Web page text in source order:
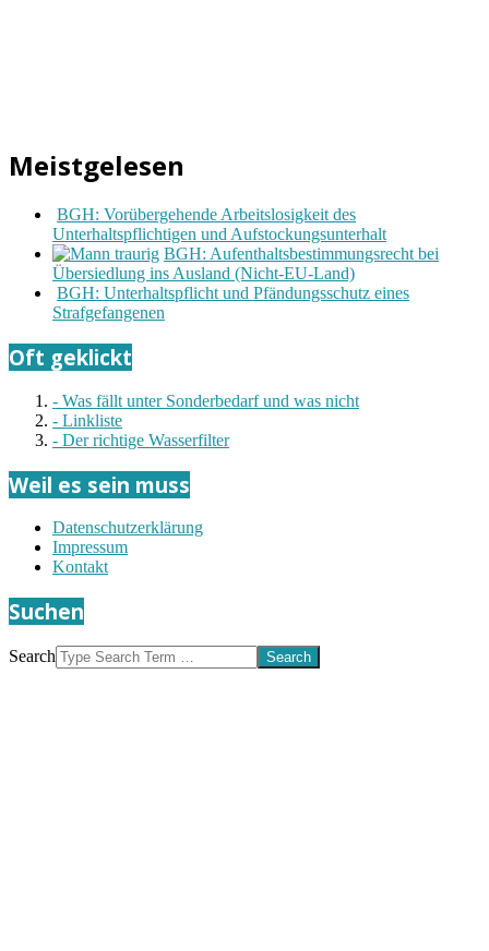
Meistgelesen
BGH: Vorübergehende Arbeitslosigkeit des
Unterhaltspflichtigen und Aufstockungsunterhalt
BGH: Aufenthaltsbestimmungsrecht bei
Übersiedlung ins Ausland (Nicht-EU-Land)
BGH: Unterhaltspflicht und Pfändungsschutz eines
Strafgefangenen
Oft geklickt
- Was fällt unter Sonderbedarf und was nicht
- Linkliste
- Der richtige Wasserfilter
Weil es sein muss
Datenschutzerklärung
Impressum
Kontakt
Suchen
Search